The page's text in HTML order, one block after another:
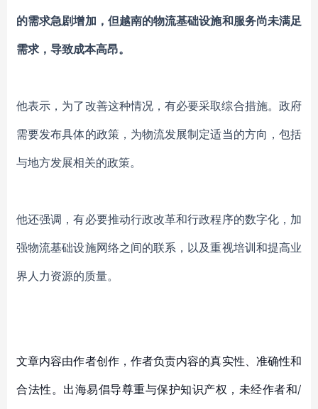
的需求急剧增加 ， 但越南的物流基础设施和服务尚未满足
需求，导致成本高昂。
他表示 ，为了改善这种情况，有必要采取综合措施。政府
需要发布具体的政策，为物流发展制定适当的方向，包括
与地方发展相关的政策。
他还强调 ，有必要推动行政改革和行政程序的数字化，加
强物流基础设施网络之间的联系，以及重视培训和提高业
界人力资源的质量。
文章内容由作者创作，作者负责内容的真实性、准确性和
合法性。出海易倡导尊重与保护知识产权，未经作者和/